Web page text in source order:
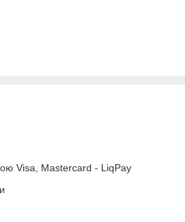
Visa, Mastercard - LiqPay